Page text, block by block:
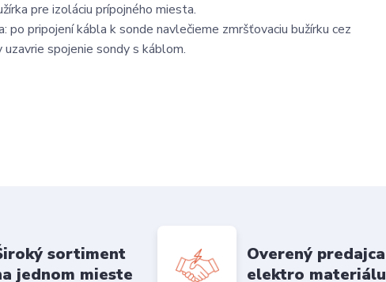
pre izoláciu prípojného miesta.
po pripojení kábla k sonde navlečieme zmršťovaciu bužírku cez
spojenie sondy s káblom.
sortiment
jednom mieste
Overený predajca
elektro materiálu